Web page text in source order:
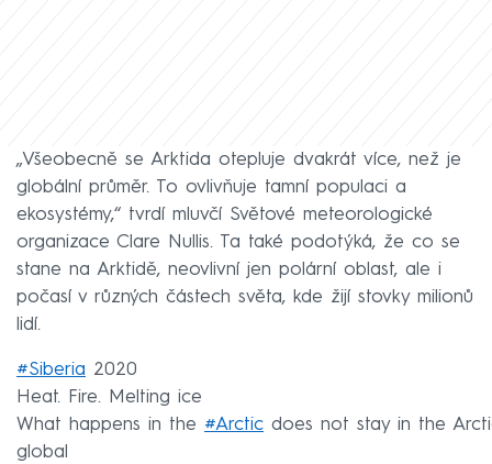
„Všeobecně se Arktida otepluje dvakrát více, než je
globální průměr. To ovlivňuje tamní populaci a
ekosystémy,“ tvrdí mluvčí Světové meteorologické
organizace Clare Nullis. Ta také podotýká, že co se
stane na Arktidě, neovlivní jen polární oblast, ale i
počasí v různých částech světa, kde žijí stovky milionů
lidí.
#Siberia 2020
Heat. Fire. Melting ice
What happens in the #Arctic does not stay in the
global